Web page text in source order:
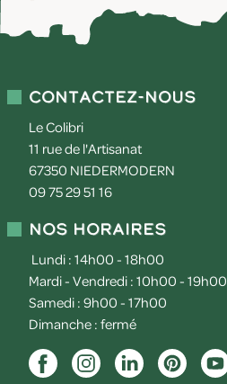
Contactez-nous
Le Colibri
11 rue de l'Artisanat
67350 NIEDERMODERN
09 75 29 51 16
Nos horaires
Lundi : 14h00 - 18h00
Mardi - Vendredi : 10h00 - 19h00
Samedi : 9h00 - 17h00
Dimanche : fermé